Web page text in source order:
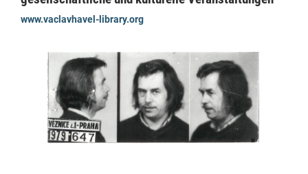
www.vaclavhavel-library.org